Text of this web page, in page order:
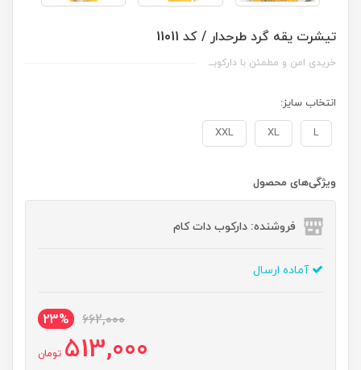
تیشرت یقه گرد طرحدار / کد 11011
خریدی امن و مطمئن با دارکوبــ
انتخاب سایز:
L
XL
XXL
ویژگی‌های محصول
فروشنده: دارکوب دات کام
آماده ارسال
662,000
23%
513,000 تومان